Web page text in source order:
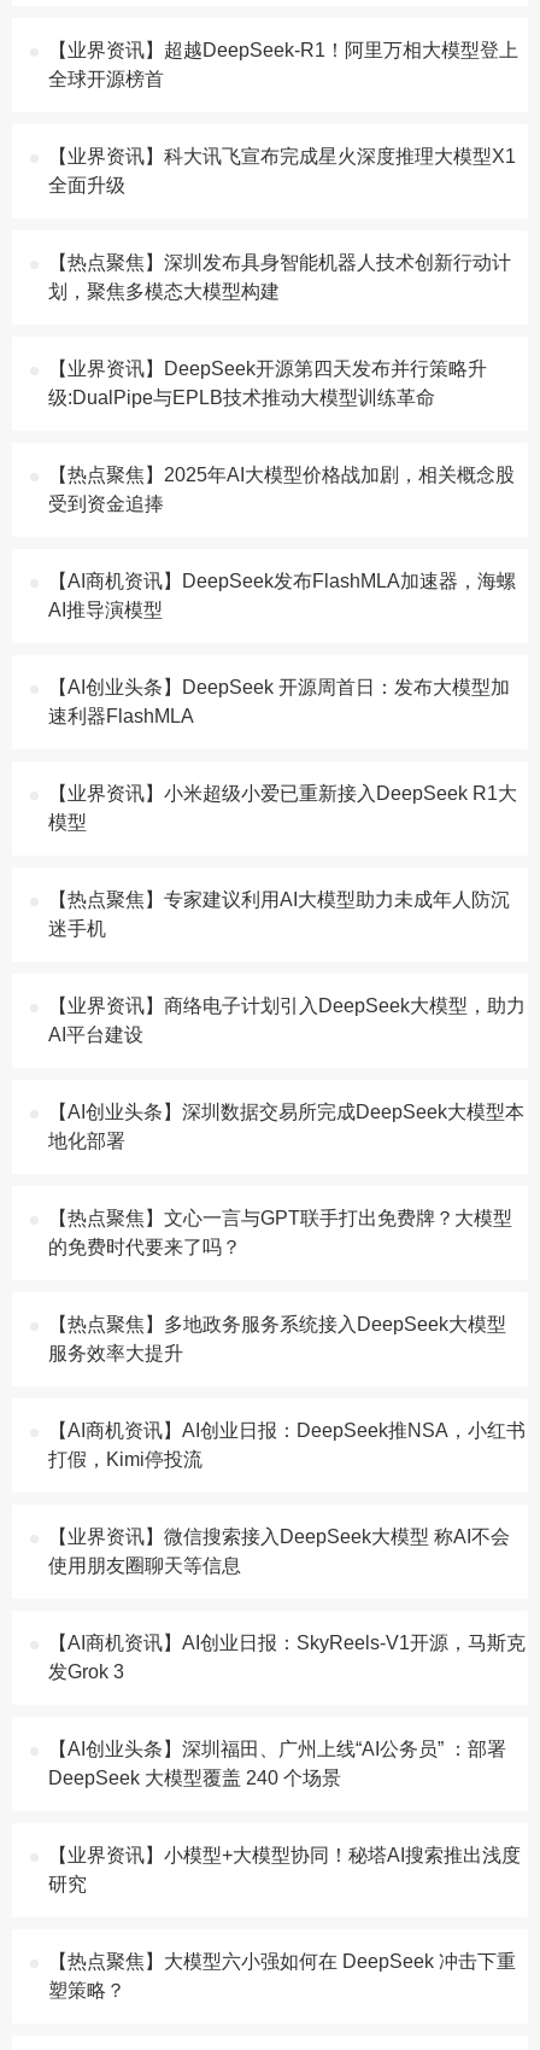
【业界资讯】超越DeepSeek-R1！阿里万相大模型登上
全球开源榜首
【业界资讯】科大讯飞宣布完成星火深度推理大模型X1
全面升级
【热点聚焦】深圳发布具身智能机器人技术创新行动计
划，聚焦多模态大模型构建
【业界资讯】DeepSeek开源第四天发布并行策略升
级:DualPipe与EPLB技术推动大模型训练革命
【热点聚焦】2025年AI大模型价格战加剧，相关概念股
受到资金追捧
【AI商机资讯】DeepSeek发布FlashMLA加速器，海螺
AI推导演模型
【AI创业头条】DeepSeek 开源周首日：发布大模型加
速利器FlashMLA
【业界资讯】小米超级小爱已重新接入DeepSeek R1大
模型
【热点聚焦】专家建议利用AI大模型助力未成年人防沉
迷手机
【业界资讯】商络电子计划引入DeepSeek大模型，助力
AI平台建设
【AI创业头条】深圳数据交易所完成DeepSeek大模型本
地化部署
【热点聚焦】文心一言与GPT联手打出免费牌？大模型
的免费时代要来了吗？
【热点聚焦】多地政务服务系统接入DeepSeek大模型
服务效率大提升
【AI商机资讯】AI创业日报：DeepSeek推NSA，小红书
打假，Kimi停投流
【业界资讯】微信搜索接入DeepSeek大模型 称AI不会
使用朋友圈聊天等信息
【AI商机资讯】AI创业日报：SkyReels-V1开源，马斯克
发Grok 3
【AI创业头条】深圳福田、广州上线“AI公务员” ：部署
DeepSeek 大模型覆盖 240 个场景
【业界资讯】小模型+大模型协同！秘塔AI搜索推出浅度
研究
【热点聚焦】大模型六小强如何在 DeepSeek 冲击下重
塑策略？